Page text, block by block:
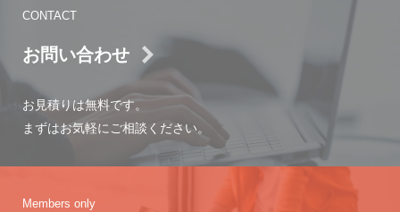
CONTACT
お問い合わせ
お見積りは無料です。
まずはお気軽にご相談ください。
Members only